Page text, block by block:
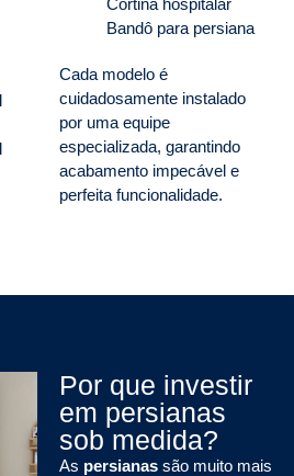
Cortina hospitalar
Bandô para persiana
Cada modelo é
cuidadosamente instalado
por uma equipe
especializada, garantindo
acabamento impecável e
perfeita funcionalidade.
Por que investir
em persianas
sob medida?
As persianas são muito mais